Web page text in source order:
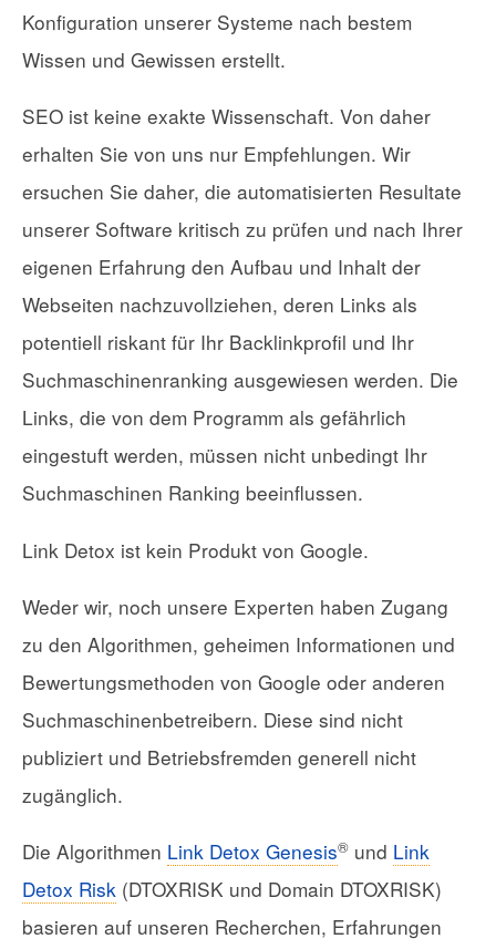
Konfiguration unserer Systeme nach bestem
Wissen und Gewissen erstellt.
SEO ist keine exakte Wissenschaft. Von daher
erhalten Sie von uns nur Empfehlungen. Wir
ersuchen Sie daher, die automatisierten Resultate
unserer Software kritisch zu prüfen und nach Ihrer
eigenen Erfahrung den Aufbau und Inhalt der
Webseiten nachzuvollziehen, deren Links als
potentiell riskant für Ihr Backlinkprofil und Ihr
Suchmaschinenranking ausgewiesen werden. Die
Links, die von dem Programm als gefährlich
eingestuft werden, müssen nicht unbedingt Ihr
Suchmaschinen Ranking beeinflussen.
Link Detox ist kein Produkt von Google.
Weder wir, noch unsere Experten haben Zugang
zu den Algorithmen, geheimen Informationen und
Bewertungsmethoden von Google oder anderen
Suchmaschinenbetreibern. Diese sind nicht
publiziert und Betriebsfremden generell nicht
zugänglich.
Die Algorithmen Link Detox Genesis® und Link
Detox Risk (DTOXRISK und Domain DTOXRISK)
basieren auf unseren Recherchen, Erfahrungen